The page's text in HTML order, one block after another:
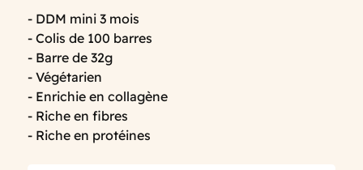
- DDM mini 3 mois
- Colis de 100 barres
- Barre de 32g
- Végétarien
- Enrichie en collagène
- Riche en fibres
- Riche en protéines